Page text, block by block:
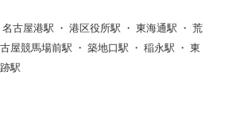
名古屋港駅 ・ 港区役所駅 ・ 東海通駅 ・ 荒
屋競馬場前駅 ・ 築地口駅 ・ 稲永駅 ・ 東
駅